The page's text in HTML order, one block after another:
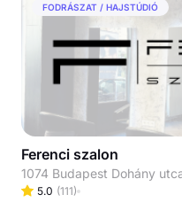
FODRÁSZAT / HAJSTÚDIÓ
Ferenci szalon
1074 Budapest Dohány
5.0 (111)